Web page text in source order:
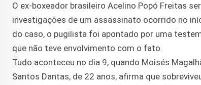
O ex-boxeador brasileiro Acelino Popó Freitas
investigações de um assassinato ocorrido no
do caso, o pugilista foi apontado por uma
que não teve envolvimento com o fato.
Tudo aconteceu no dia 9, quando Moisés
Santos Dantas, de 22 anos, afirma que